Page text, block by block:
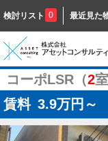
検討リスト 0 最近見た
コーポLSR（2室
賃料 3.9万円～